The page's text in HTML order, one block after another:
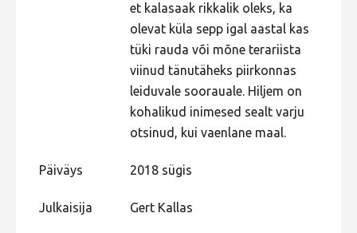
et kalasaak rikkalik oleks, ka
olevat küla sepp igal aastal kas
tüki rauda või mõne terariista
viinud tänutäheks piirkonnas
leiduvale soorauale. Hiljem on
kohalikud inimesed sealt varju
otsinud, kui vaenlane maal.
Päiväys 2018 sügis
Julkaisija Gert Kallas